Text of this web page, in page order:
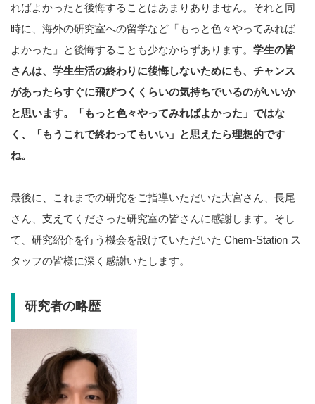
ればよかったと後悔することはあまりありません。それと同
時に、海外の研究室への留学など「もっと色々やってみれば
よかった」と後悔することも少なからずあります。 学生の皆
さんは、学生生活の終わりに後悔しないためにも、チャンス
があったらすぐに飛びつくくらいの気持ちでいるのがいいか
と思います。「もっと色々やってみればよかった」ではな
く、「もうこれで終わってもいい」と思えたら理想的です
ね。
最後に、これまでの研究をご指導いただいた大宮さん、長尾
さん、支えてくださった研究室の皆さんに感謝します。そし
て、研究紹介を行う機会を設けていただいた Chem-Station ス
タッフの皆様に深く感謝いたします。
研究者の略歴